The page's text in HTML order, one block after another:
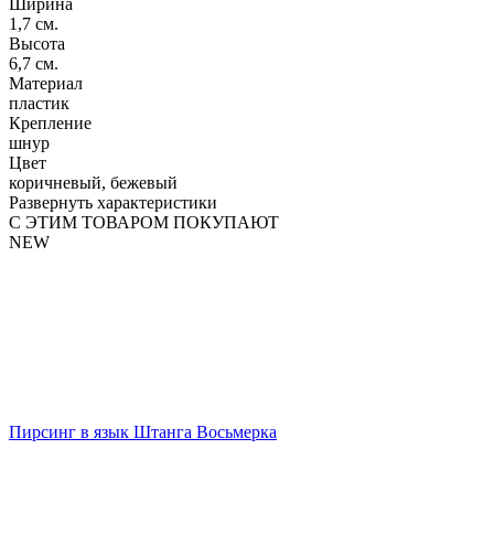
1,7 см.
Высота
6,7 см.
Материал
пластик
Крепление
шнур
Цвет
коричневый, бежевый
Развернуть характеристики
С ЭТИМ ТОВАРОМ ПОКУПАЮТ
NEW
Пирсинг в язык Штанга Восьмерка